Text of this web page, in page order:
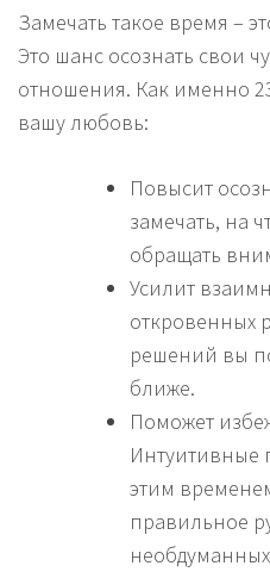
Замечать такое время –
Это шанс осознать свои
отношения. Как именно
вашу любовь:
Повысит
замечать, на
обращать
Усилит
откровенных
решений вы
ближе.
Поможет
Интуитивные
этим
правильное